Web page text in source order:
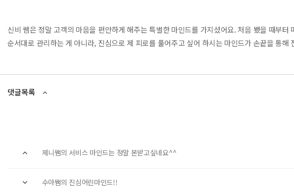
신비 쌤은 정말 고객의 마음을 편안하게 해주는 특별한 마인드를 가지셨어요. 처음 뵀을 때부
순서대로 관리하는 게 아니라, 진심으로 제 피로를 풀어주고 싶어 하시는 마인드가 손끝을 통
댓글목록
제니쌤의 서비스 마인드는 정말 본받고싶네요^^
수아쌤의 진심어린마인드!!